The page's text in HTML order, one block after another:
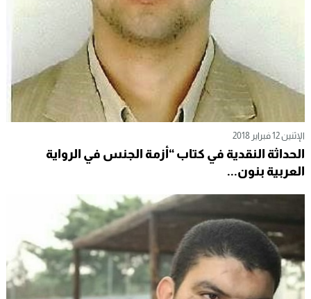
الإثنين 12 فبراير 2018
الحداثة النقدية في كتاب “أزمة الجنس في الرواية
العربية بنون...